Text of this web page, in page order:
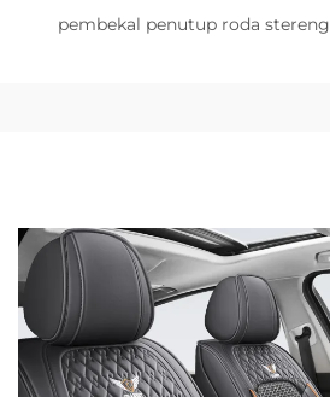
pembekal penutup roda stereng